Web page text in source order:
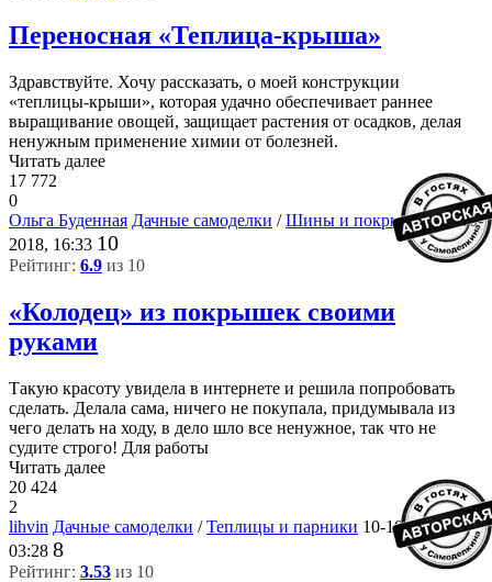
Переносная «Теплица-крыша»
Здравствуйте. Хочу рассказать, о моей конструкции
«теплицы-крыши», которая удачно обеспечивает раннее
выращивание овощей, защищает растения от осадков, делая
ненужным применение химии от болезней.
Читать далее
17 772
0
Ольга Буденная Дачные самоделки /Шины и покрышки 11-10-
2018, 16:33 10
Рейтинг: 6.9 из 10
«Колодец» из покрышек своими
руками
Такую красоту увидела в интернете и решила попробовать
сделать. Делала сама, ничего не покупала, придумывала из
чего делать на ходу, в дело шло все ненужное, так что не
судите строго! Для работы
Читать далее
20 424
2
lihvin Дачные самоделки /Теплицы и парники 10-10-2018,
03:28 8
Рейтинг: 3.53 из 10